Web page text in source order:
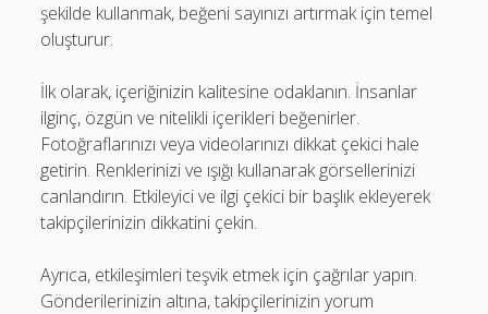
şekilde kullanmak, beğeni sayınızı artırmak için temel
oluşturur.
İlk olarak, içeriğinizin kalitesine odaklanın. İnsanlar
ilginç, özgün ve nitelikli içerikleri beğenirler.
Fotoğraflarınızı veya videolarınızı dikkat çekici hale
getirin. Renklerinizi ve ışığı kullanarak görsellerinizi
canlandırın. Etkileyici ve ilgi çekici bir başlık ekleyerek
takipçilerinizin dikkatini çekin.
Ayrıca, etkileşimleri teşvik etmek için çağrılar yapın.
Gönderilerinizin altına, takipçilerinizin yorum